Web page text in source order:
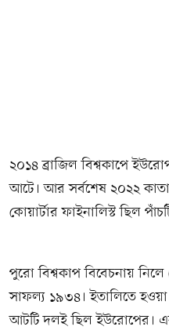
২০১৪ ব্রাজিল বিশ্বকাপে
আটে। আর সর্বশেষ ২০২২
কোয়ার্টার ফাইনালিস্ট ছিল
পুরো বিশ্বকাপ বিবেচনায়
সাফল্য ১৯৩৪। ইতালিতে হওয়া
আটটি দলই ছিল ইউরোপের।